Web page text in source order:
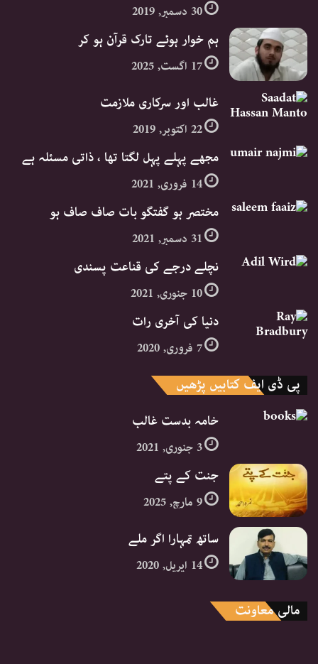
30 دسمبر, 2019
ہم خوار ہوئے تارک قرآن ہو کر
17 اگست, 2025
غالب اور سرکاری ملازمت
22 اکتوبر, 2019
مجھے پہلے پہل لگتا تھا ، ذاتی مسئلہ ہے
14 فروری, 2021
مختصر ہو گفتگو بات صاف صاف ہو
31 دسمبر, 2021
نچلے درجے کی قناعت پسندی
10 جنوری, 2021
دنیا کی آخری رات
7 فروری, 2020
پی ڈی ایف کتابیں پڑھیں
خامہ بدست غالب
3 جنوری, 2021
جنت کے پتے
9 مارچ, 2025
ساتھ تمہارا اگر ملے
14 اپریل, 2020
مالی معاونت